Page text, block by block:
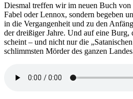
in
deinen
Augen
Diesmal treffen wir im neuen Buch von
Fabel oder Lennox, sondern begeben
in die Vergangenheit und zu den
der dreißiger Jahre. Und auf eine Burg,
scheint – und nicht nur die
schlimmsten Mörder des ganzen